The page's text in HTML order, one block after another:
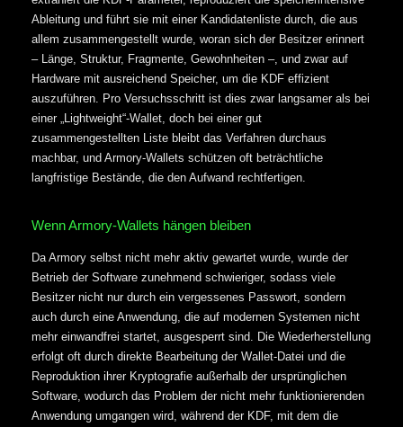
Ableitung und führt sie mit einer Kandidatenliste durch, die aus
allem zusammengestellt wurde, woran sich der Besitzer erinnert
– Länge, Struktur, Fragmente, Gewohnheiten –, und zwar auf
Hardware mit ausreichend Speicher, um die KDF effizient
auszuführen. Pro Versuchsschritt ist dies zwar langsamer als bei
einer „Lightweight“-Wallet, doch bei einer gut
zusammengestellten Liste bleibt das Verfahren durchaus
machbar, und Armory-Wallets schützen oft beträchtliche
langfristige Bestände, die den Aufwand rechtfertigen.
Wenn Armory-Wallets hängen bleiben
Da Armory selbst nicht mehr aktiv gewartet wurde, wurde der
Betrieb der Software zunehmend schwieriger, sodass viele
Besitzer nicht nur durch ein vergessenes Passwort, sondern
auch durch eine Anwendung, die auf modernen Systemen nicht
mehr einwandfrei startet, ausgesperrt sind. Die Wiederherstellung
erfolgt oft durch direkte Bearbeitung der Wallet-Datei und die
Reproduktion ihrer Kryptografie außerhalb der ursprünglichen
Software, wodurch das Problem der nicht mehr funktionierenden
Anwendung umgangen wird, während der KDF, mit dem die